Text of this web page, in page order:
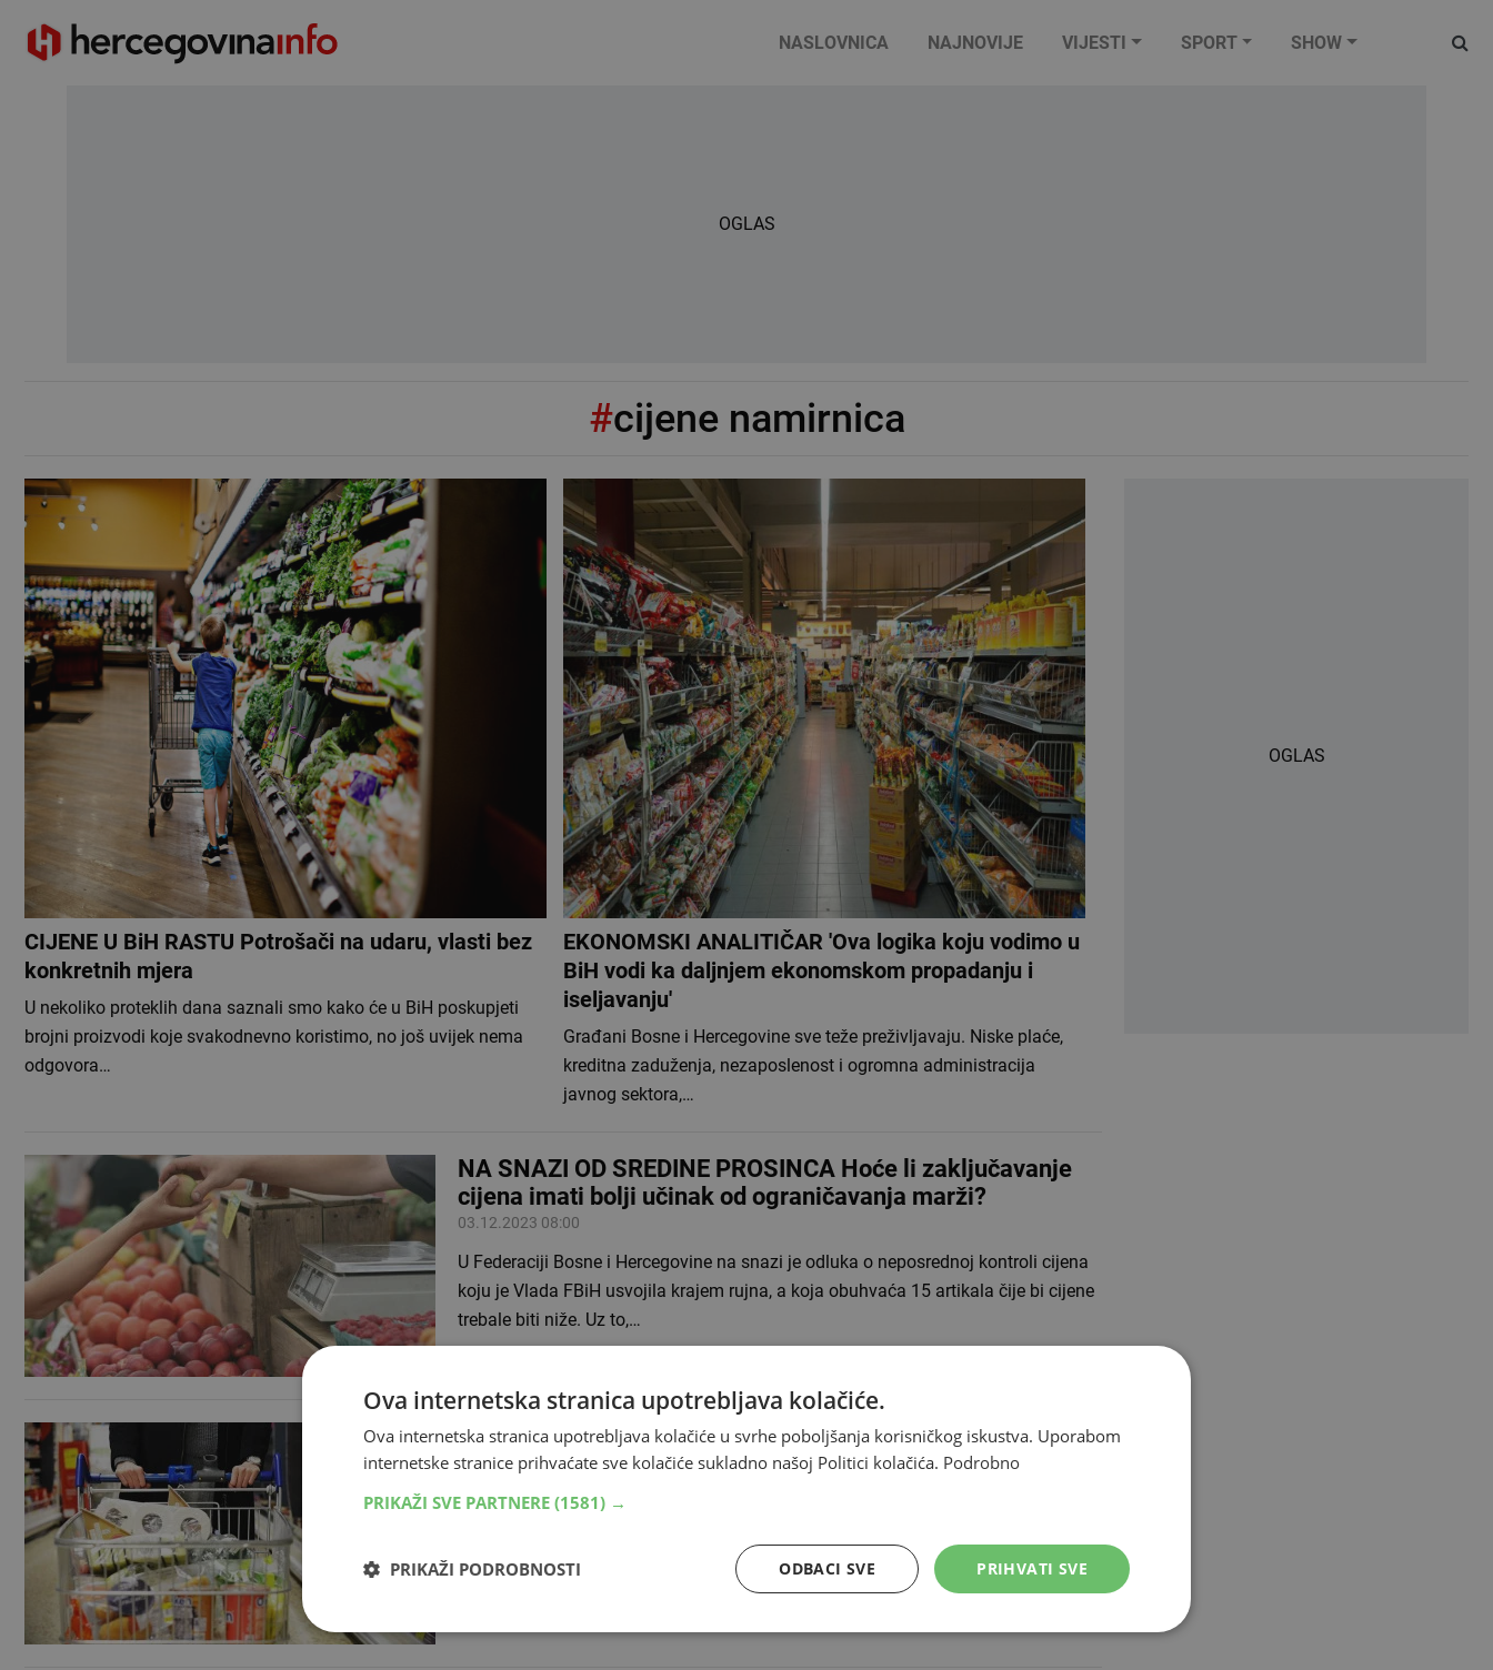
NASLOVNICA NAJNOVIJE VIJESTI SPORT SHOW
OGLAS
#cijene namirnica
CIJENE U BiH RASTU Potrošači na udaru, vlasti bez
konkretnih mjera
U nekoliko proteklih dana saznali smo kako će u BiH poskupjeti
brojni proizvodi koje svakodnevno koristimo, no još uvijek nema
odgovora…
EKONOMSKI ANALITIČAR 'Ova logika koju vodimo u
BiH vodi ka daljnjem ekonomskom propadanju i
iseljavanju'
Građani Bosne i Hercegovine sve teže preživljavaju. Niske plaće,
kreditna zaduženja, nezaposlenost i ogromna administracija
javnog sektora,…
NA SNAZI OD SREDINE PROSINCA Hoće li zaključavanje
cijena imati bolji učinak od ograničavanja marži?
03.12.2023 08:00
U Federaciji Bosne i Hercegovine na snazi je odluka o neposrednoj kontroli cijena
koju je Vlada FBiH usvojila krajem rujna, a koja obuhvaća 15 artikala čije bi cijene
trebale biti niže. Uz to,…
PREŽIVLJAVANJE U BiH Građanima smetaju poskupljenja,
ali lako prelaze preko njih
građane, koji, sudeći po informacijama kada su u pitanju žalbe institucijama za
OGLAS
Ova internetska stranica upotrebljava kolačiće.
Ova internetska stranica upotrebljava kolačiće u svrhe poboljšanja korisničkog iskustva. Uporabom
internetske stranice prihvaćate sve kolačiće sukladno našoj Politici kolačića. Podrobno
PRIKAŽI SVE PARTNERE (1581) →
PRIHVATI SVE
ODBACI SVE
PRIKAŽI PODROBNOSTI